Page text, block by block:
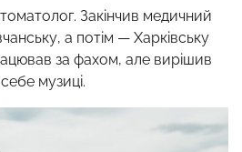
Закінчив медичний
а потім — Харківську
за фахом, але вирішив
музиці.